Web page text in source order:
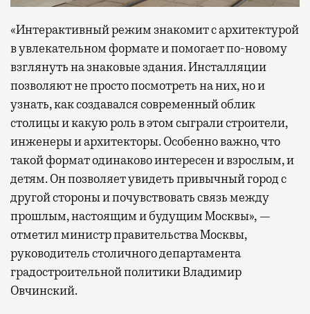
«Интерактивный режим знакомит с архитектурой
в увлекательном формате и помогает по-новому
взглянуть на знаковые здания. Инсталляции
позволяют не просто посмотреть на них, но и
узнать, как создавался современный облик
столицы и какую роль в этом сыграли строители,
инженеры и архитекторы. Особенно важно, что
такой формат одинаково интересен и взрослым, и
детям. Он позволяет увидеть привычный город с
другой стороны и почувствовать связь между
прошлым, настоящим и будущим Москвы», —
отметил министр правительства Москвы,
руководитель столичного департамента
градостроительной политики Владимир
Овчинский.